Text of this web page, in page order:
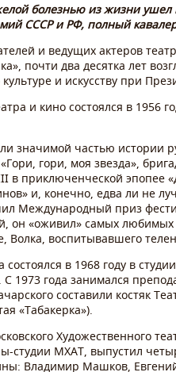
болезнью из жизни
СССР и РФ, полный
и ведущих актеров
почти два десятка лет
и искусству при
и кино состоялся в 1956
значимой частью истории
гори, моя звезда»,
в приключенческой эпопее
и, конечно, едва ли не
Международный приз
он «оживил» самых
воспитывавшего
в 1968 году в
1973 года занимался
составили костяк
«Табакерка»).
Xудожественного
студии МХАТ, выпустил
Владимир Машков,